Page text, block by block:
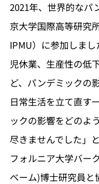
2021年、世界的なパ
京大学国際高等研究
IPMU）に参加しま
児休業、生産性の低
ど、パンデミックの
日常生活を立て直す
ックの影響をどのよ
尽きませんでした」
フォルニア大学バー
ベーム)博士研究員